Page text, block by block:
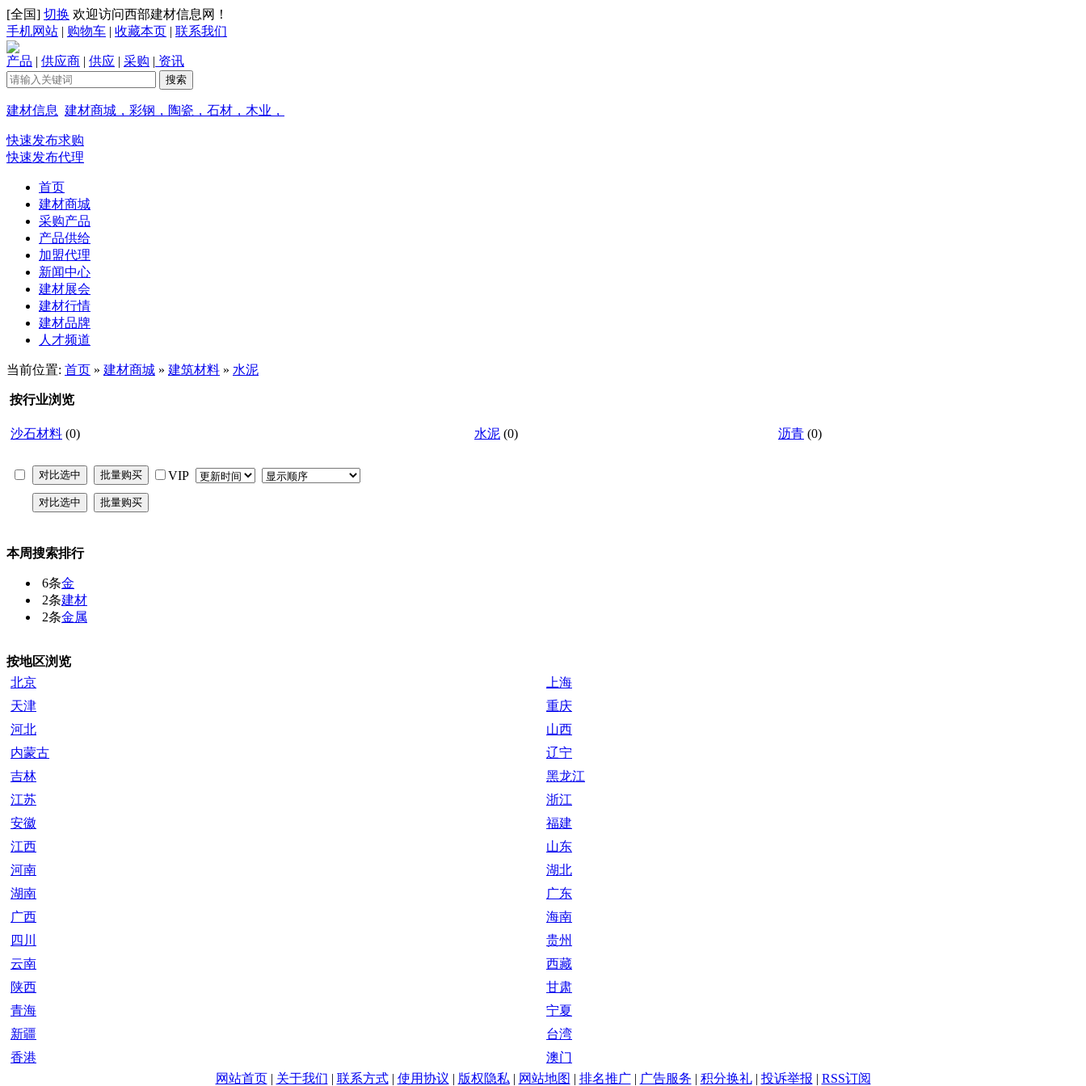
[全国] 切换 欢迎访问西部建材信息网！
手机网站 | 购物车 | 收藏本页 | 联系我们
产品 | 供应商 | 供应 | 采购 | 资讯
建材信息 建材商城，彩钢，陶瓷，石材，木业，
快速发布求购
快速发布代理
首页
建材商城
采购产品
产品供给
加盟代理
新闻中心
建材展会
建材行情
建材品牌
人才频道
当前位置: 首页 » 建材商城 » 建筑材料 » 水泥
按行业浏览
沙石材料 (0) 水泥 (0) 沥青 (0)
VIP
本周搜索排行
6条金
2条建材
2条金属
按地区浏览
北京
上海
天津
重庆
河北
山西
内蒙古
辽宁
吉林
黑龙江
江苏
浙江
安徽
福建
江西
山东
河南
湖北
湖南
广东
广西
海南
四川
贵州
云南
西藏
陕西
甘肃
青海
宁夏
新疆
台湾
香港
澳门
网站首页| 关于我们 | 联系方式| 使用协议 | 版权隐私 | 网站地图 | 排名推广| 广告服务 | 积分换礼| 投诉举报 | RSS订阅